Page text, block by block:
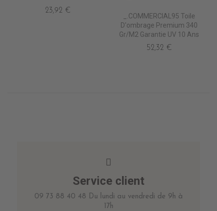
23,92 €
_.COMMERCIAL95 Toile
D'ombrage Premium 340
Gr/m2 Garantie UV 10 Ans
52,32 €
Service client
09 73 88 40 48 Du lundi au vendredi de 9h à
17h